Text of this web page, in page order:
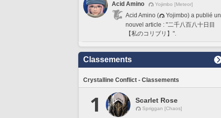
Acid Amino
Yojimbo [Meteor]
Acid Amino (
Yojimbo) a publié un
nouvel article : "二千八百八十日目
【私のコリブリ】".
Classements
Crystalline Conflict - Classements
1 Scarlet Rose
Spriggan [Chaos]